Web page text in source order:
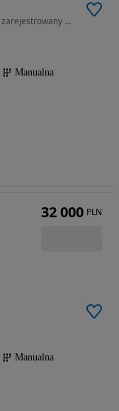
1598 cm3 • 136 KM • super stan sprowadzony zarejestrowany navigacja
Manualna
Manualna
32 000 PLN